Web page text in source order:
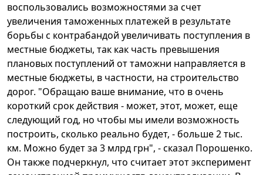
воспользовались возможностями за счет
увеличения таможенных платежей в результате
борьбы с контрабандой увеличивать поступления в
местные бюджеты, так как часть превышения
плановых поступлений от таможни направляется в
местные бюджеты, в частности, на строительство
дорог. "Обращаю ваше внимание, что в очень
короткий срок действия - может, этот, может, еще
следующий год, но чтобы мы имели возможность
построить, сколько реально будет, - больше 2 тыс.
км. Можно будет за 3 млрд грн", - сказал Порошенко.
Он также подчеркнул, что считает этот эксперимент